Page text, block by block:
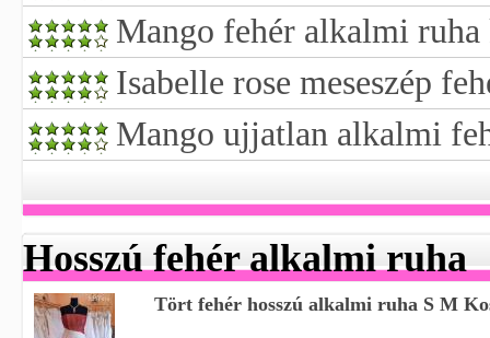
Mango fehér alkalmi
Isabelle rose meseszép
Mango ujjatlan alkalmi
Hosszú fehér alkalmi ruha
Tört fehér hosszú alkalmi ruha S M